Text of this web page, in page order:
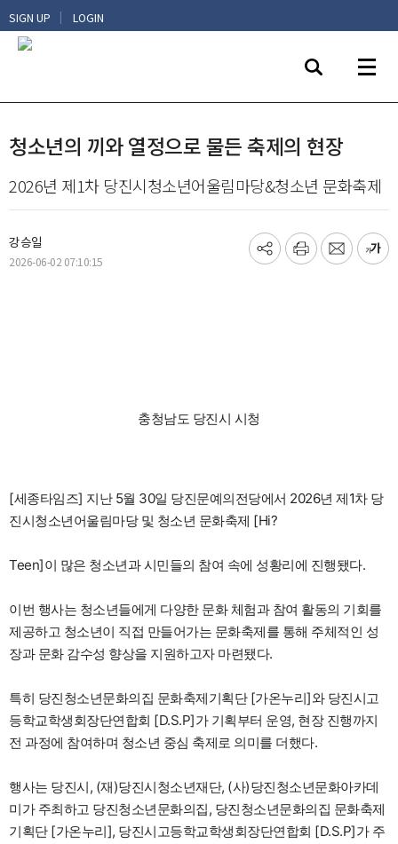
SIGN UP | LOGIN
청소년의 끼와 열정으로 물든 축제의 현장
2026년 제1차 당진시청소년어울림마당&청소년 문화축제
강승일
2026-06-02 07:10:15
기
프
메
글
충청남도 당진시 시청
[세종타임즈] 지난 5월 30일 당진문예의전당에서 2026년 제1차 당
진시청소년어울림마당 및 청소년 문화축제 [Hi?
Teen]이 많은 청소년과 시민들의 참여 속에 성황리에 진행됐다.
이번 행사는 청소년들에게 다양한 문화 체험과 참여 활동의 기회를
제공하고 청소년이 직접 만들어가는 문화축제를 통해 주체적인 성
장과 문화 감수성 향상을 지원하고자 마련됐다.
특히 당진청소년문화의집 문화축제기획단 [가온누리]와 당진시고
등학교학생회장단연합회 [D.S.P]가 기획부터 운영, 현장 진행까지
전 과정에 참여하며 청소년 중심 축제로 의미를 더했다.
행사는 당진시, (재)당진시청소년재단, (사)당진청소년문화아카데
미가 주최하고 당진청소년문화의집, 당진청소년문화의집 문화축제
기획단 [가온누리], 당진시고등학교학생회장단연합회 [D.S.P]가 주